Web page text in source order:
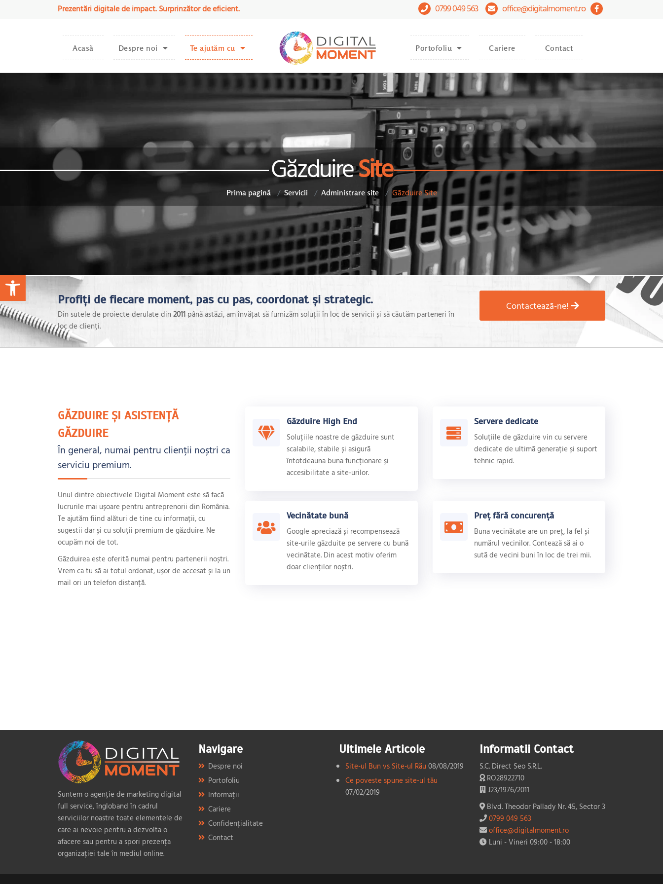
Prezentări digitale de impact. Surprinzător de eficient. office@digitalmoment.ro
0799 049 563
Acasă Despre noi Te ajutăm cu Portofoliu Cariere Contact
GăzduireSite
Prima pagină Servicii Administrare site Găzduire Site
Profiți de fiecare moment, pas cu pas, coordonat și strategic.
Din sutele de proiecte derulate din 2011 până astăzi, am învățat să furnizăm soluții în loc de servicii și să căutăm parteneri în
loc de clienți.
Contactează-ne!
GĂZDUIRE ȘI ASISTENȚĂ
GĂZDUIRE
În general, numai pentru clienții noștri ca
serviciu premium.
Unul dintre obiectivele Digital Moment este să facă
lucrurile mai ușoare pentru antreprenorii din România.
Te ajutăm fiind alături de tine cu informații, cu
sugestii dar și cu soluții premium de găzduire. Ne
ocupăm noi de tot.
Găzduirea este oferită numai pentru partenerii noștri.
Vrem ca tu să ai totul ordonat, ușor de accesat și la un
mail ori un telefon distanță.
Găzduire High End
Soluțiile noastre de găzduire sunt
scalabile, stabile și asigură
întotdeauna buna funcționare și
accesibilitate a site-urilor.
Servere dedicate
Soluțiile de găzduire vin cu servere
dedicate de ultimă generație și suport
tehnic rapid.
Vecinătate bună
Google apreciază și recompensează
site-urile găzduite pe servere cu bună
vecinătate. Din acest motiv oferim
doar clienților noștri.
Preț fără concurență
Buna vecinătate are un preț, la fel și
numărul vecinilor. Contează să ai o
sută de vecini buni în loc de trei mii.
Suntem o agenție de marketing digital
full service, îngloband în cadrul
serviciilor noastre toate elementele de
care ai nevoie pentru a dezvolta o
afacere sau pentru a spori prezența
organizației tale în mediul online.
Navigare
Despre noi
Portofoliu
Informații
Cariere
Confidențialitate
Contact
Ultimele Articole
Site-ul Bun vs Site-ul Rău 08/08/2019
Ce poveste spune site-ul tău
07/02/2019
Informatii Contact
S.C. Direct Seo S.R.L.
RO28922710
J23/1976/2011
Blvd. Theodor Pallady Nr. 45, Sector 3
0799 049 563
office@digitalmoment.ro
Luni - Vineri 09:00 - 18:00
Open toolbar